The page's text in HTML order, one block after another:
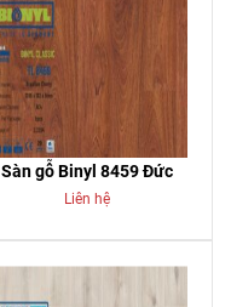
Sàn gỗ Binyl 8459 Đức
Liên hệ